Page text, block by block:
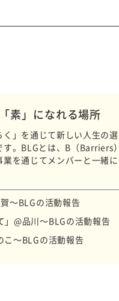
素」になれる場所
く」を通じて新しい人生
す。BLGとは、B（
業を通じてメンバーと一緒
～BLGの活動報告
」@品川～BLGの活動報告
こ～BLGの活動報告